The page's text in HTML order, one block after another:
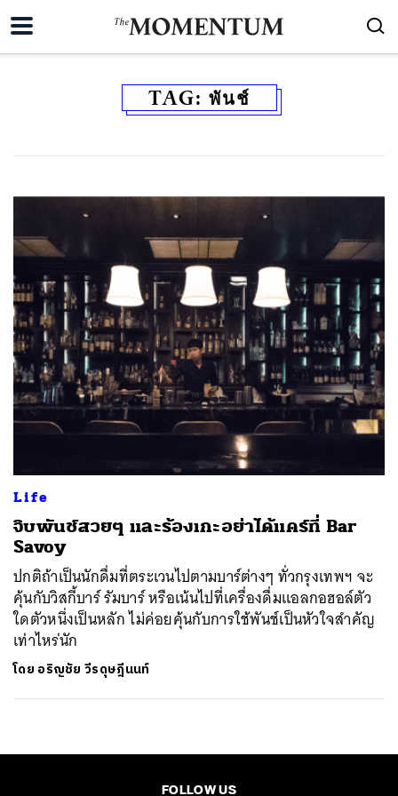
TAG: พันช์
Life
จิบพันช์สวยๆ และร้องเกะอย่าได้แคร์ที่ Bar
Savoy
ปกติถ้าเป็นนักดื่มที่ตระเวนไปตามบาร์ต่างๆ ทั่วกรุงเทพฯ จะ
คุ้นกับวิสกี้บาร์ รัมบาร์ หรือเน้นไปที่เครื่องดื่มแอลกอฮอล์ตัว
ใดตัวหนึ่งเป็นหลัก ไม่ค่อยคุ้นกับการใช้พันช์เป็นหัวใจสำคัญ
เท่าไหร่นัก
โดย อริญชัย วีรดุษฎีนนท์
FOLLOW US
SHARE TWEET LINE EMAIL